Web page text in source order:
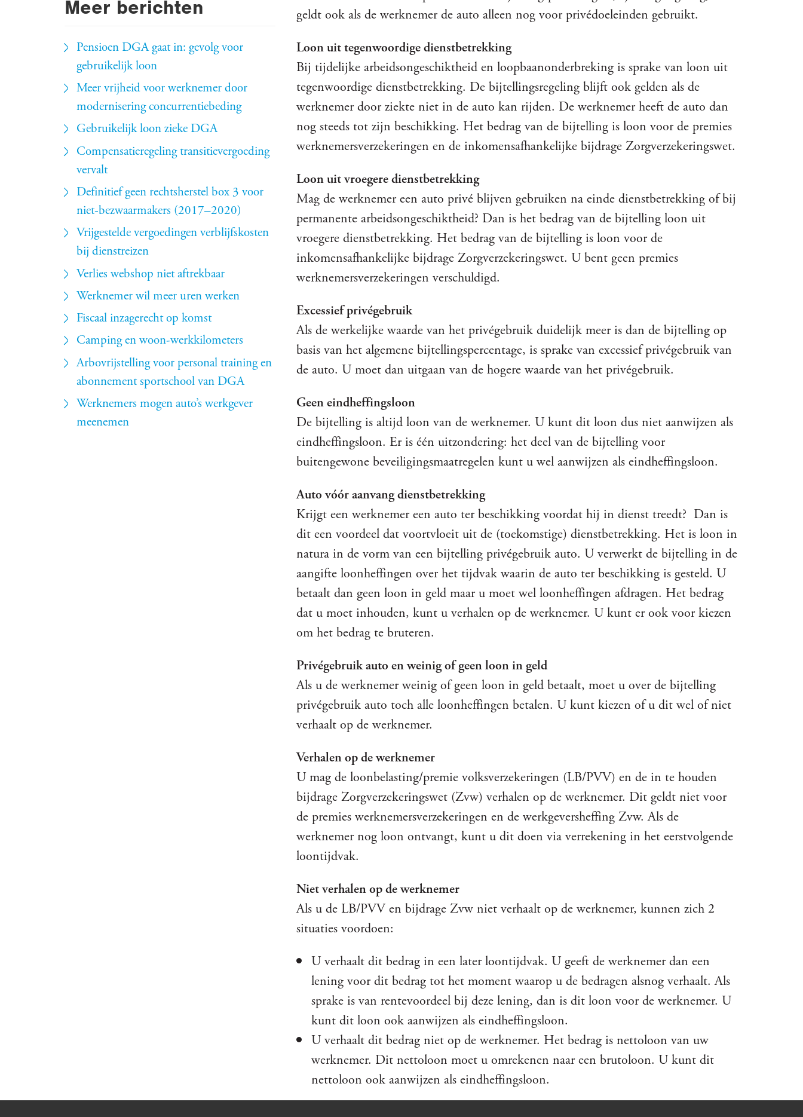
geldt ook als de werknemer de auto alleen nog voor privédoeleinden gebruikt.
Loon uit tegenwoordige dienstbetrekking
Bij tijdelijke arbeidsongeschiktheid en loopbaanonderbreking is sprake van loon uit
tegenwoordige dienstbetrekking. De bijtellingsregeling blijft ook gelden als de
werknemer door ziekte niet in de auto kan rijden. De werknemer heeft de auto dan
nog steeds tot zijn beschikking. Het bedrag van de bijtelling is loon voor de premies
werknemersverzekeringen en de inkomensafhankelijke bijdrage Zorgverzekeringswet.
Loon uit vroegere dienstbetrekking
Mag de werknemer een auto privé blijven gebruiken na einde dienstbetrekking of bij
permanente arbeidsongeschiktheid? Dan is het bedrag van de bijtelling loon uit
vroegere dienstbetrekking. Het bedrag van de bijtelling is loon voor de
inkomensafhankelijke bijdrage Zorgverzekeringswet. U bent geen premies
werknemersverzekeringen verschuldigd.
Excessief privégebruik
Als de werkelijke waarde van het privégebruik duidelijk meer is dan de bijtelling op
basis van het algemene bijtellingspercentage, is sprake van excessief privégebruik van
de auto. U moet dan uitgaan van de hogere waarde van het privégebruik.
Geen eindheffingsloon
De bijtelling is altijd loon van de werknemer. U kunt dit loon dus niet aanwijzen als
eindheffingsloon. Er is één uitzondering: het deel van de bijtelling voor
buitengewone beveiligingsmaatregelen kunt u wel aanwijzen als eindheffingsloon.
Auto vóór aanvang dienstbetrekking
Krijgt een werknemer een auto ter beschikking voordat hij in dienst treedt? Dan is
dit een voordeel dat voortvloeit uit de (toekomstige) dienstbetrekking. Het is loon in
natura in de vorm van een bijtelling privégebruik auto. U verwerkt de bijtelling in de
aangifte loonheffingen over het tijdvak waarin de auto ter beschikking is gesteld. U
betaalt dan geen loon in geld maar u moet wel loonheffingen afdragen. Het bedrag
dat u moet inhouden, kunt u verhalen op de werknemer. U kunt er ook voor kiezen
om het bedrag te bruteren.
Privégebruik auto en weinig of geen loon in geld
Als u de werknemer weinig of geen loon in geld betaalt, moet u over de bijtelling
privégebruik auto toch alle loonheffingen betalen. U kunt kiezen of u dit wel of niet
verhaalt op de werknemer.
Verhalen op de werknemer
U mag de loonbelasting/premie volksverzekeringen (LB/PVV) en de in te houden
bijdrage Zorgverzekeringswet (Zvw) verhalen op de werknemer. Dit geldt niet voor
de premies werknemersverzekeringen en de werkgeversheffing Zvw. Als de
werknemer nog loon ontvangt, kunt u dit doen via verrekening in het eerstvolgende
loontijdvak.
Niet verhalen op de werknemer
Als u de LB/PVV en bijdrage Zvw niet verhaalt op de werknemer, kunnen zich 2
situaties voordoen:
U verhaalt dit bedrag in een later loontijdvak. U geeft de werknemer dan een
lening voor dit bedrag tot het moment waarop u de bedragen alsnog verhaalt. Als
sprake is van rentevoordeel bij deze lening, dan is dit loon voor de werknemer. U
kunt dit loon ook aanwijzen als eindheffingsloon.
U verhaalt dit bedrag niet op de werknemer. Het bedrag is nettoloon van uw
werknemer. Dit nettoloon moet u omrekenen naar een brutoloon. U kunt dit
nettoloon ook aanwijzen als eindheffingsloon.
Meer berichten
Pensioen DGA gaat in: gevolg voor
gebruikelijk loon
Meer vrijheid voor werknemer door
modernisering concurrentiebeding
Gebruikelijk loon zieke DGA
Compensatieregeling transitievergoeding
vervalt
Definitief geen rechtsherstel box 3 voor
niet-bezwaarmakers (2017–2020)
Vrijgestelde vergoedingen verblijfskosten
bij dienstreizen
Verlies webshop niet aftrekbaar
Werknemer wil meer uren werken
Fiscaal inzagerecht op komst
Camping en woon-werkkilometers
Arbovrijstelling voor personal training en
abonnement sportschool van DGA
Werknemers mogen auto’s werkgever
meenemen